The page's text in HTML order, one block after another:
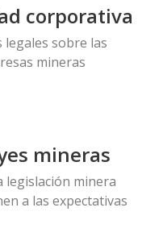
corporativa
legales sobre las
mineras
mineras
legislación minera
a las expectativas